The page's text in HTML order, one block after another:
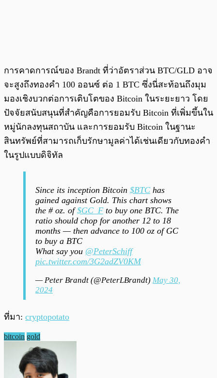
การคาดการณ์ของ Brandt ที่ว่าอัตราส่วน BTC/GLD อาจ
จะสูงถึงทองคำ 100 ออนซ์ ต่อ 1 BTC ซึ่งนี่สะท้อนถึงมุม
มองเชิงบวกต่อการเติบโตของ Bitcoin ในระยะยาว โดย
ปัจจัยสนับสนุนที่สำคัญคือการยอมรับ Bitcoin ที่เพิ่มขึ้นใน
หมู่นักลงทุนสถาบัน และการยอมรับ Bitcoin ในฐานะ
สินทรัพย์ที่สามารถเก็บรักษามูลค่าได้เช่นเดียวกับทองคำ
ในรูปแบบดิจิทัล
Since its inception Bitcoin $BTC has
gained against Gold. This chart shows
the # oz. of$GC_F to buy one BTC. The
ratio should chop for another 12 to 18
months — then advance to 100 oz of GC
to buy a BTC
What say you @PeterSchiff
pic.twitter.com/3G2adZV0KM
— Peter Brandt (@PeterLBrandt) May 30,
2024
ที่มา: cryptopotato
bitcoin gold